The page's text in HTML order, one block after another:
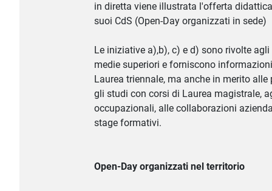
in diretta viene illustrata l'offerta
suoi CdS (Open-Day organizzati in sede)
Le iniziative a),b), c) e d) sono rivolte
medie superiori e forniscono
Laurea triennale, ma anche in merito
gli studi con corsi di Laurea magistrale,
occupazionali, alle collaborazioni
stage formativi.
Open-Day organizzati nel territorio